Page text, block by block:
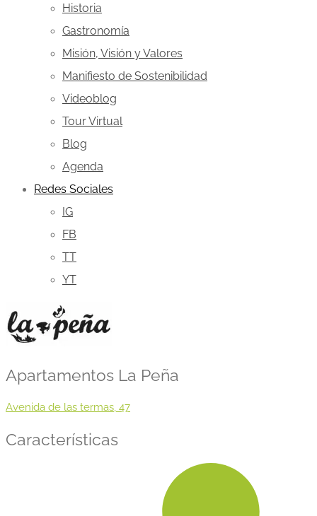
Historia
Gastronomía
Misión, Visión y Valores
Manifiesto de Sostenibilidad
Videoblog
Tour Virtual
Blog
Agenda
Redes Sociales
IG
FB
TT
YT
Apartamentos La Peña
Avenida de las termas, 47
Características